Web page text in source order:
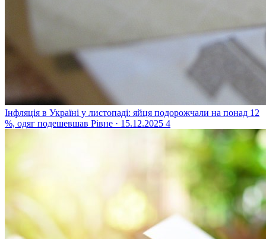
Інфляція в Україні у листопаді: яйця подорожчали на понад 12
%, одяг подешевшав Рівне · 15.12.2025 4